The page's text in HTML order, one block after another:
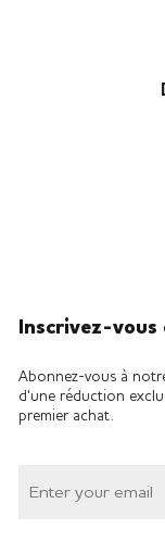
Inscrivez-vous
Abonnez-vous à
d'une réduction
premier achat.